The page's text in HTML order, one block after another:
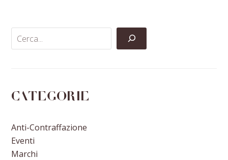
Categorie
Anti-Contraffazione
Eventi
Marchi